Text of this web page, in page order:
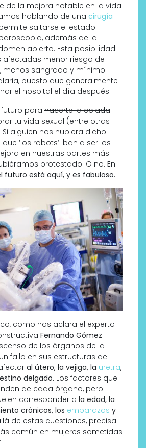
de la mejora notable en la vida
hablando de una cirugía
saltarse el estado
además de la
abierto. Esta posibilidad
afectadas menor riesgo de
menos sangrado y mínimo
puesto que generalmente
el hospital el día después.
futuro para hacerte la colada
tu vida sexual (entre otras
Si alguien nos hubiera dicho
‘los robots’ iban a ser los
en nuestras partes más
protestado. O no. En
futuro está aquí, y es fabuloso.
como nos aclara el experto
Fernando Gómez
de los órganos de la
fallo en sus estructuras de
al útero, la vejiga, la uretra,
delgado. Los factores que
de cada órgano, pero
corresponder a la edad, la
crónicos, los embarazos y
de estas cuestiones, precisa
común en mujeres sometidas